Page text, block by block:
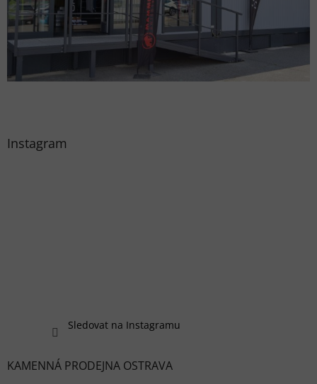
Instagram
Sledovat na Instagramu
KAMENNÁ PRODEJNA OSTRAVA